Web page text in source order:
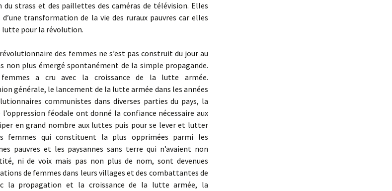
du strass et des paillettes des caméras de télévision. Elles
transformation de la vie des ruraux pauvres car elles
pour la révolution.
des femmes ne s’est pas construit du jour au
non plus émergé spontanément de la simple propagande.
a cru avec la croissance de la lutte armée.
générale, le lancement de la lutte armée dans les années
communistes dans diverses parties du pays, la
féodale ont donné la confiance nécessaire aux
en grand nombre aux luttes puis pour se lever et lutter
femmes qui constituent la plus opprimées parmi les
pauvres et les paysannes sans terre qui n’avaient non
ni de voix mais pas non plus de nom, sont devenues
de femmes dans leurs villages et des combattantes de
la propagation et la croissance de la lutte armée, la